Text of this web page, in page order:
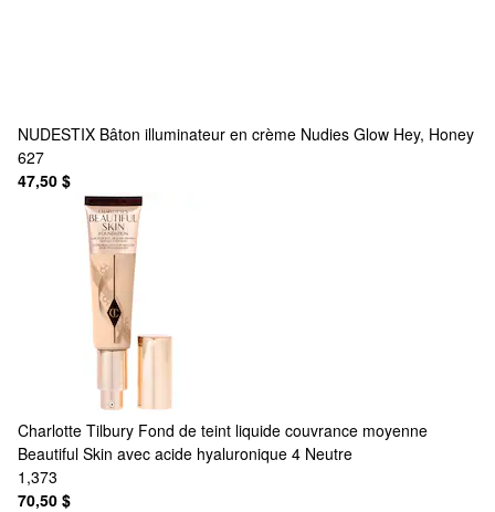
NUDESTIX Bâton illuminateur en crème Nudies Glow Hey, Honey
627
47,50 $
Charlotte Tilbury Fond de teint liquide couvrance moyenne
Beautiful Skin avec acide hyaluronique 4 Neutre
1,373
70,50 $